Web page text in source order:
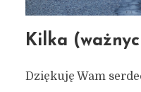
Kilka
Dziękuję Wam